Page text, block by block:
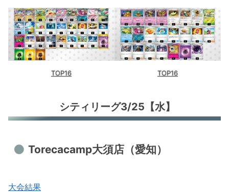
TOP16 TOP16
シティリーグ3/25【水】
Torecacamp大須店（愛知）
大会結果